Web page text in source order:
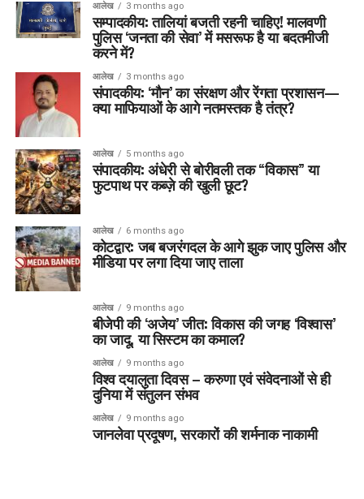
आलेख 3 months ago
सम्पादकीय: तालियां बजती रहनी चाहिए! मालवणी
पुलिस ‘जनता की सेवा’ में मसरूफ है या बदतमीजी
करने में?
आलेख 3 months ago
संपादकीय: ‘मौन’ का संरक्षण और रेंगता प्रशासन—
क्या माफियाओं के आगे नतमस्तक है तंत्र?
आलेख 5 months ago
संपादकीय: अंधेरी से बोरीवली तक “विकास” या
फुटपाथ पर कब्ज़े की खुली छूट?
आलेख 6 months ago
कोटद्वार: जब बजरंगदल के आगे झुक जाए पुलिस और
मीडिया पर लगा दिया जाए ताला
आलेख 9 months ago
बीजेपी की ‘अजेय’ जीत: विकास की जगह ‘विश्वास’
का जादू, या सिस्टम का कमाल?
आलेख 9 months ago
विश्व दयालुता दिवस – करुणा एवं संवेदनाओं से ही
दुनिया में संतुलन संभव
आलेख 9 months ago
जानलेवा प्रदूषण, सरकारों की शर्मनाक नाकामी